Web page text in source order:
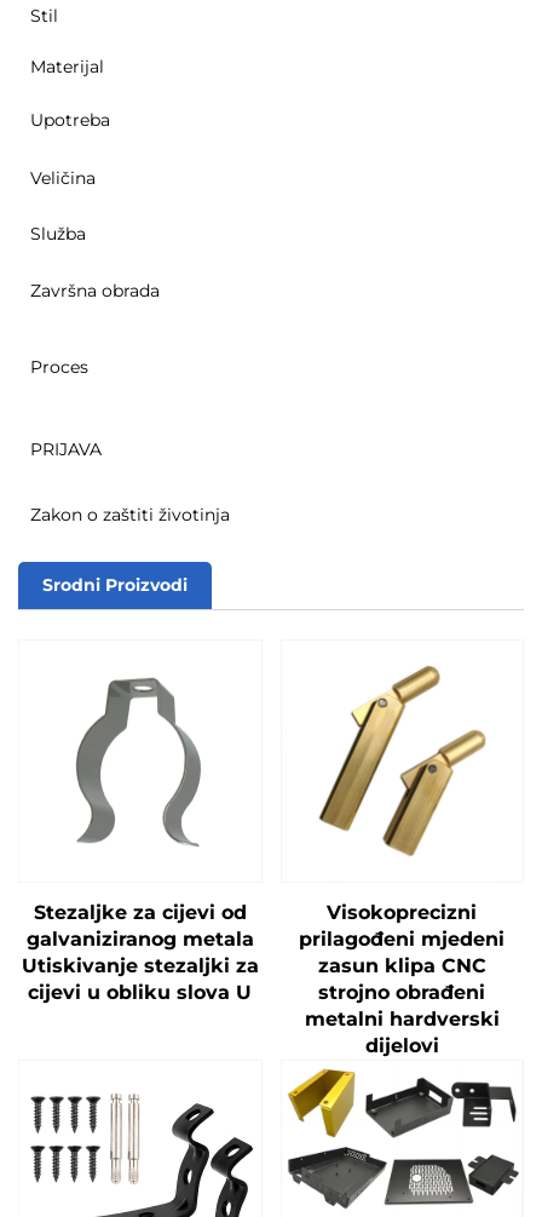
Stil
Materijal
Upotreba
Veličina
Služba
Završna obrada
Proces
PRIJAVA
Zakon o zaštiti životinja
Srodni Proizvodi
Stezaljke za cijevi od
galvaniziranog metala
Utiskivanje stezaljki za
cijevi u obliku slova U
Visokoprecizni
prilagođeni mjedeni
zasun klipa CNC
strojno obrađeni
metalni hardverski
dijelovi